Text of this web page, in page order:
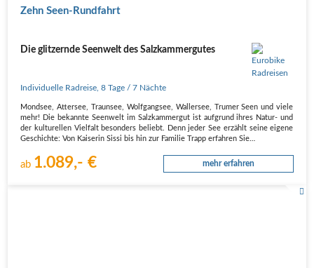
Zehn Seen-Rundfahrt
Die glitzernde Seenwelt des Salzkammergutes
Individuelle Radreise ,8 Tage / 7 Nächte
Mondsee, Attersee, Traunsee, Wolfgangsee, Wallersee, Trumer Seen und viele
mehr! Die bekannte Seenwelt im Salzkammergut ist aufgrund ihres Natur- und
der kulturellen Vielfalt besonders beliebt. Denn jeder See erzählt seine eigene
Geschichte: Von Kaiserin Sissi bis hin zur Familie Trapp erfahren Sie…
ab 1.089,- € mehr erfahren